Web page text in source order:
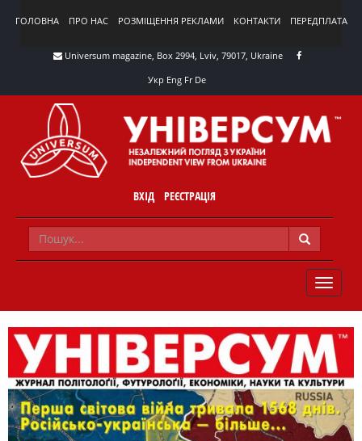
ГОЛОВНА ПРО НАС РОЗМІЩЕННЯ РЕКЛАМИ КОНТАКТИ ПЕРЕДПЛАТА
Universum magazine, Box 2994, Lviv, 79017, Ukraine
Укр Eng Fr De
ВХІД РЕЄСТРАЦІЯ
TOGGLE